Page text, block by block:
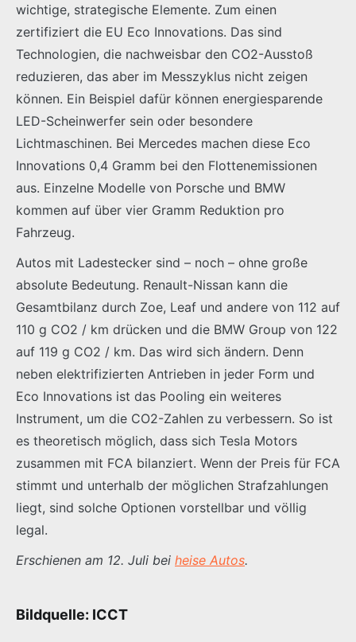
wichtige, strategische Elemente. Zum einen
zertifiziert die EU Eco Innovations. Das sind
Technologien, die nachweisbar den CO2-Ausstoß
reduzieren, das aber im Messzyklus nicht zeigen
können. Ein Beispiel dafür können energiesparende
LED-Scheinwerfer sein oder besondere
Lichtmaschinen. Bei Mercedes machen diese Eco
Innovations 0,4 Gramm bei den Flottenemissionen
aus. Einzelne Modelle von Porsche und BMW
kommen auf über vier Gramm Reduktion pro
Fahrzeug.
Autos mit Ladestecker sind – noch – ohne große
absolute Bedeutung. Renault-Nissan kann die
Gesamtbilanz durch Zoe, Leaf und andere von 112 auf
110 g CO2 / km drücken und die BMW Group von 122
auf 119 g CO2 / km. Das wird sich ändern. Denn
neben elektrifizierten Antrieben in jeder Form und
Eco Innovations ist das Pooling ein weiteres
Instrument, um die CO2-Zahlen zu verbessern. So ist
es theoretisch möglich, dass sich Tesla Motors
zusammen mit FCA bilanziert. Wenn der Preis für FCA
stimmt und unterhalb der möglichen Strafzahlungen
liegt, sind solche Optionen vorstellbar und völlig
legal.
Erschienen am 12. Juli bei heise Autos.
Bildquelle: ICCT